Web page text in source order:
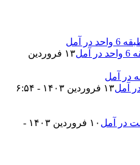
۱۳ فروردین
آمل
۱۳ فروردین ۱۴۰۳ - ۶:۵۴
در آمل
۱۰ فروردین ۱۴۰۳ -